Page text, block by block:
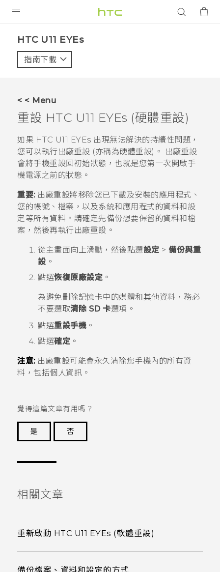
VIVE
應用程式
支援服務
登入
HTC U11 EYEs‎
指南下載
< < Menu
重設 HTC U11 EYEs (硬體重設)
如果 HTC U11 EYEs 出現無法解決的持續性問題，
您可以執行出廠重設 (亦稱為硬體重設)。 出廠重設
會將手機重設回初始狀態，也就是您第一次開啟手
機電源之前的狀態。
重要:出廠重設將移除您已下載及安裝的應用程式、
您的帳號、檔案，以及系統和應用程式的資料和設
定等所有資料。請確定先備份想要保留的資料和檔
案，然後再執行出廠重設。
從主畫面向上滑動，然後點選設定 > 備份與重
設。
點選恢復原廠設定 。
為避免刪除記憶卡中的媒體和其他資料，務必
不要選取清除 SD 卡選項。
點選重設手機 。
點選確定 。
注意:出廠重設可能會永久清除您手機內的所有資
料，包括個人資訊。
覺得這篇文章有用嗎？
是
否
相關文章
重新啟動 HTC U11 EYEs (軟體重設)